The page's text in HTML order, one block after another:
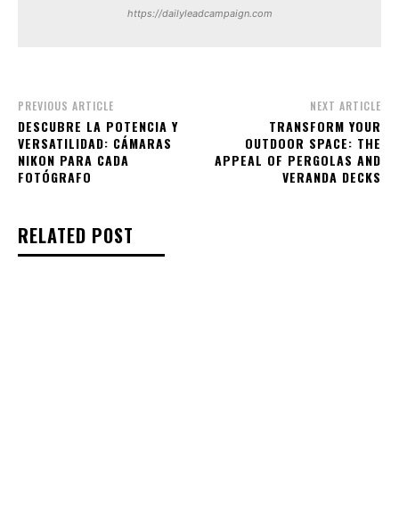
https://dailyleadcampaign.com
PREVIOUS ARTICLE
DESCUBRE LA POTENCIA Y
VERSATILIDAD: CÁMARAS
NIKON PARA CADA
FOTÓGRAFO
NEXT ARTICLE
TRANSFORM YOUR
OUTDOOR SPACE: THE
APPEAL OF PERGOLAS AND
VERANDA DECKS
RELATED POST